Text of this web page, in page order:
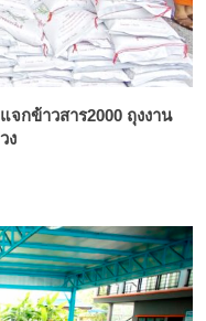
กข้าวสาร2000 ถุงงาน
ง